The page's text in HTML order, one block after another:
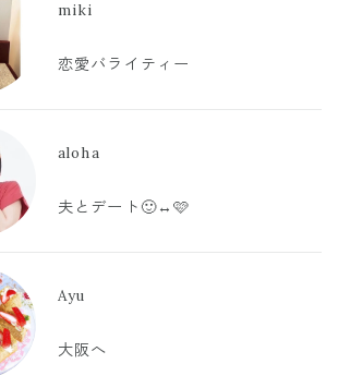
miki
恋愛バライティー
aloha
夫とデート🙂‍↔️🩷
Ayu
大阪へ